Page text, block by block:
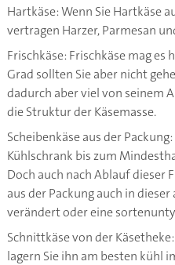
Hartkäse: Wenn Sie Hartkäse
vertragen Harzer, Parmesan
Frischkäse: Frischkäse mag
Grad sollten Sie aber nicht
dadurch aber viel von seinem
die Struktur der Käsemasse.
Scheibenkäse aus der
Kühlschrank bis zum
Doch auch nach Ablauf dieser
aus der Packung auch in
verändert oder eine
Schnittkäse von der
lagern Sie ihn am besten kühl